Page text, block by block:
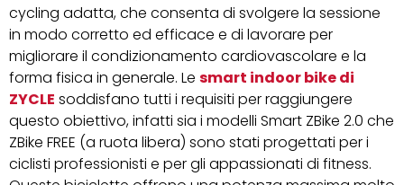
cycling adatta, che consenta di svolgere la sessione
in modo corretto ed efficace e di lavorare per
migliorare il condizionamento cardiovascolare e la
forma fisica in generale. Le smart indoor bike di
ZYCLE soddisfano tutti i requisiti per raggiungere
questo obiettivo, infatti sia i modelli Smart ZBike 2.0 che
ZBike FREE (a ruota libera) sono stati progettati per i
ciclisti professionisti e per gli appassionati di fitness.